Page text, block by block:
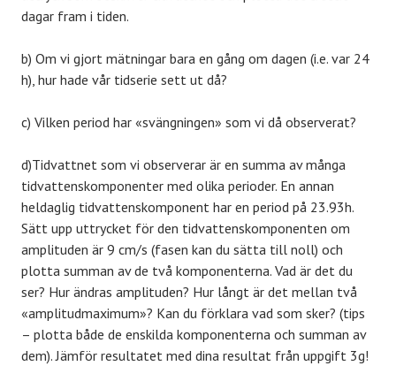
dagar fram i tiden.
b) Om vi gjort mätningar bara en gång om dagen (i.e. var 24
h), hur hade vår tidserie sett ut då?
c) Vilken period har «svängningen» som vi då observerat?
d)Tidvattnet som vi observerar är en summa av många
tidvattenskomponenter med olika perioder. En annan
heldaglig tidvattenskomponent har en period på 23.93h.
Sätt upp uttrycket för den tidvattenskomponenten om
amplituden är 9 cm/s (fasen kan du sätta till noll) och
plotta summan av de två komponenterna. Vad är det du
ser? Hur ändras amplituden? Hur långt är det mellan två
«amplitudmaximum»? Kan du förklara vad som sker? (tips
– plotta både de enskilda komponenterna och summan av
dem). Jämför resultatet med dina resultat från uppgift 3g!